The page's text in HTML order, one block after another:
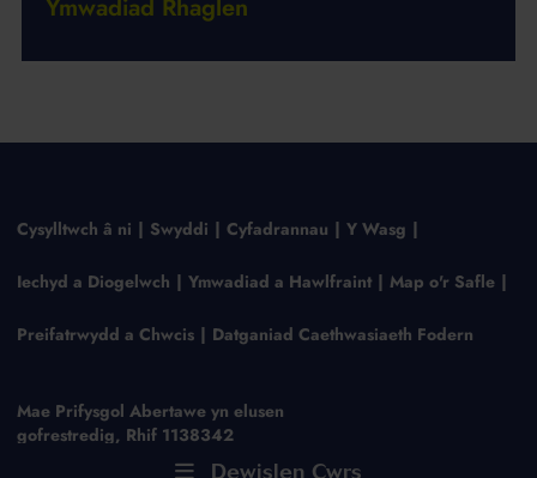
Dewislen Cwrs
Ymwadiad Rhaglen
Cysylltwch â ni Swyddi Cyfadrannau Y Wasg
Iechyd a Diogelwch Ymwadiad a Hawlfraint Map o'r Safle
Preifatrwydd a Chwcis Datganiad Caethwasiaeth Fodern
Mae Prifysgol Abertawe yn elusen
gofrestredig, Rhif 1138342